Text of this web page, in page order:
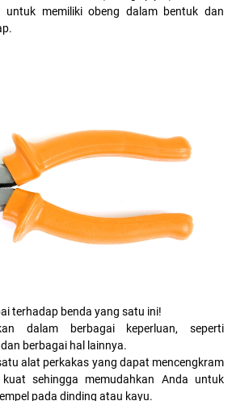
untuk memiliki obeng dalam bentuk dan
terhadap benda yang satu ini!
dalam berbagai keperluan, seperti
berbagai hal lainnya.
alat perkakas yang dapat mencengkram
sehingga memudahkan Anda untuk
pada dinding atau kayu.